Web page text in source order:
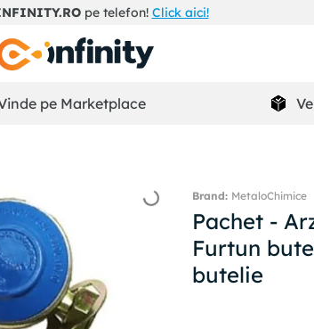
pe telefon! Click aici!
pe Marketplace
MetaloChimice
Pachet -
Furtun
butelie